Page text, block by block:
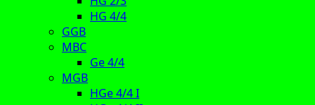
HG 4/4
GGB
MBC
Ge 4/4
MGB
HGe 4/4 I